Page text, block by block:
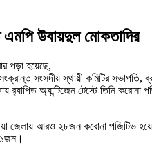
উবায়দুল মোকতাদির
পড়া হয়েছে,
সংক্রান্ত সংসদীয় স্থায়ী কমিটির
র‍্যাপিড অ্যান্টিজেন টেস্টে তিনি
জেলায় আরও ২৮জন করোনা